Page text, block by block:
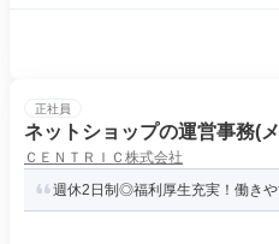
正社員
ネットショップの運営事務(
ＣＥＮＴＲＩＣ株式会社
週休2日制◎福利厚生充実！働き